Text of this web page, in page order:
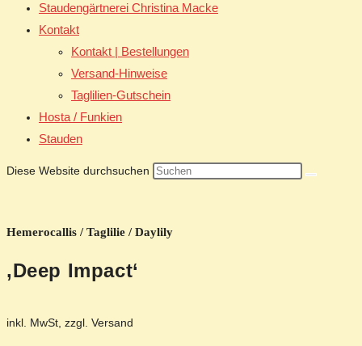
Staudengärtnerei Christina Macke
Kontakt
Kontakt | Bestellungen
Versand-Hinweise
Taglilien-Gutschein
Hosta / Funkien
Stauden
Diese Website durchsuchen
Hemerocallis / Taglilie / Daylily
‚Deep Impact‘
inkl. MwSt, zzgl. Versand